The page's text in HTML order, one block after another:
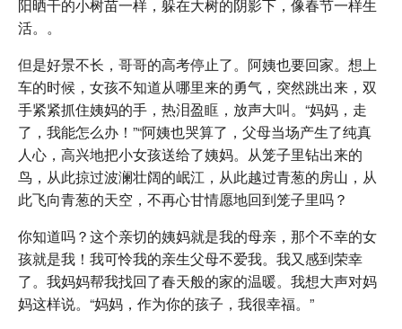
阳晒干的小树苗一样，躲在大树的阴影下，像春节一样生
活。。
但是好景不长，哥哥的高考停止了。阿姨也要回家。想上
车的时候，女孩不知道从哪里来的勇气，突然跳出来，双
手紧紧抓住姨妈的手，热泪盈眶，放声大叫。“妈妈，走
了，我能怎么办！”“阿姨也哭算了，父母当场产生了纯真
人心，高兴地把小女孩送给了姨妈。从笼子里钻出来的
鸟，从此掠过波澜壮阔的岷江，从此越过青葱的房山，从
此飞向青葱的天空，不再心甘情愿地回到笼子里吗？
你知道吗？这个亲切的姨妈就是我的母亲，那个不幸的女
孩就是我！我可怜我的亲生父母不爱我。我又感到荣幸
了。我妈妈帮我找回了春天般的家的温暖。我想大声对妈
妈这样说。“妈妈，作为你的孩子，我很幸福。”